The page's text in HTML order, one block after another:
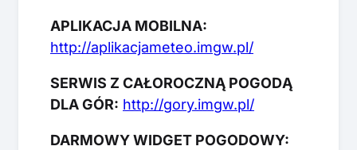
APLIKACJA MOBILNA:
http://aplikacjameteo.imgw.pl/
SERWIS Z CAŁOROCZNĄ POGODĄ
DLA GÓR: http://gory.imgw.pl/
DARMOWY WIDGET POGODOWY: